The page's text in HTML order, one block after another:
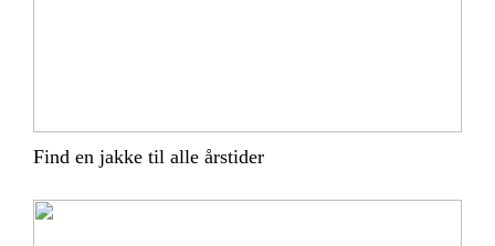
Find en jakke til alle årstider